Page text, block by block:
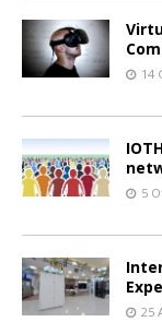
14
5
25